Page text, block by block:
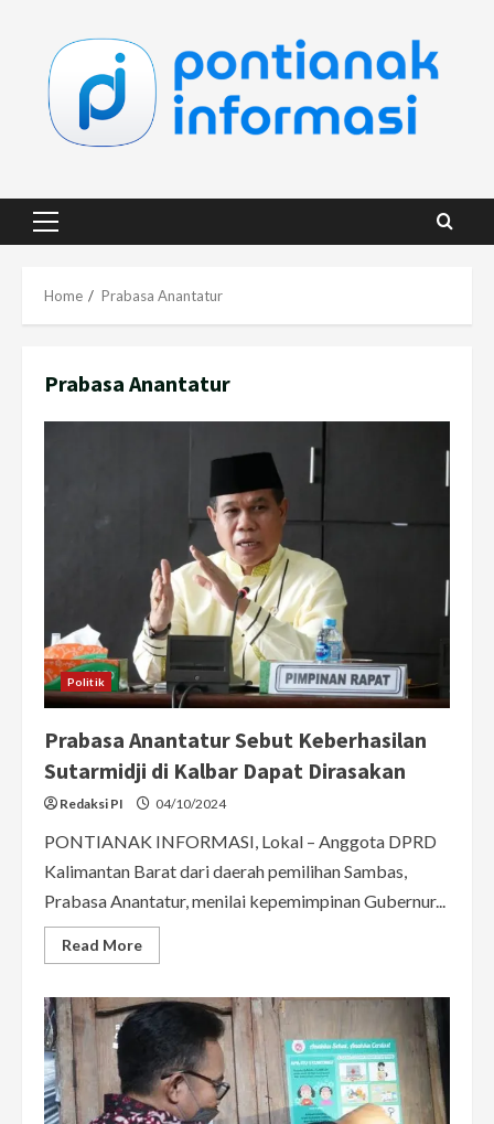
content
Primary
Home Prabasa Anantatur
Prabasa Anantatur
Politik
Prabasa Anantatur Sebut Keberhasilan
Sutarmidji di Kalbar Dapat Dirasakan
Redaksi PI 04/10/2024
PONTIANAK INFORMASI, Lokal – Anggota DPRD
Kalimantan Barat dari daerah pemilihan Sambas,
Prabasa Anantatur, menilai kepemimpinan Gubernur...
Read MoreRead
more
Anantatur
Sebut
Keberhasilan
Sutarmidji
di
Kalbar
Dapat
Dirasakan